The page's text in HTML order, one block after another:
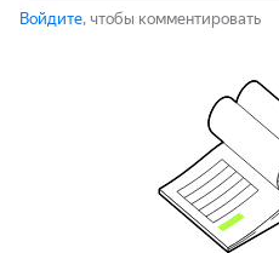
Войдите, чтобы комментировать